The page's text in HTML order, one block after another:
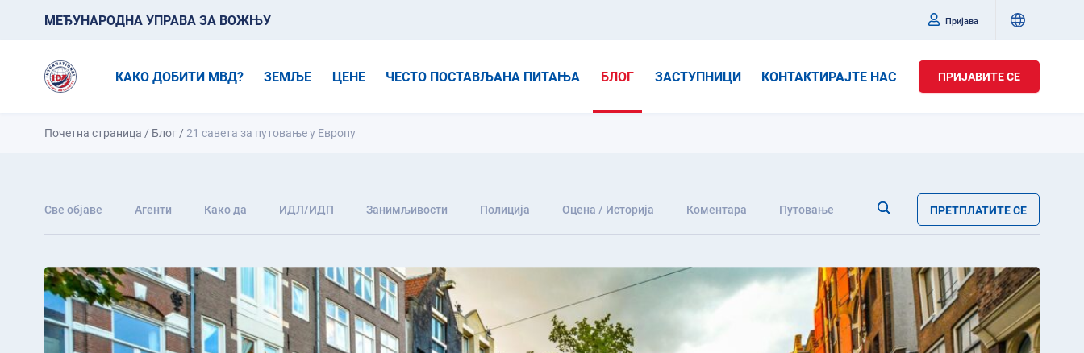
МЕЂУНАРОДНА УПРАВА ЗА ВОЖЊУ Пријава
КАКО ДОБИТИ МВД? ЗЕМЉЕ ЦЕНЕ ЧЕСТО ПОСТАВЉАНА ПИТАЊА БЛОГ ЗАСТУПНИЦИ КОНТАКТИРАЈТЕ НАС ПРИЈАВИТЕ СЕ
Почетна страница / Блог /21 савета за путовање у Европу
Све објаве Агенти Како да ИДЛ/ИДП Занимљивости Полиција Оцена / Историја Коментара Путовање ПРЕТПЛАТИТЕ СЕ